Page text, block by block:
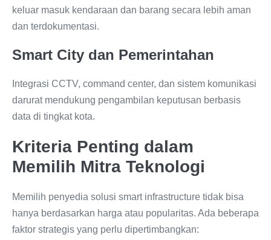
keluar masuk kendaraan dan barang secara lebih aman
dan terdokumentasi.
Smart City dan Pemerintahan
Integrasi CCTV, command center, dan sistem komunikasi
darurat mendukung pengambilan keputusan berbasis
data di tingkat kota.
Kriteria Penting dalam
Memilih Mitra Teknologi
Memilih penyedia solusi smart infrastructure tidak bisa
hanya berdasarkan harga atau popularitas. Ada beberapa
faktor strategis yang perlu dipertimbangkan: